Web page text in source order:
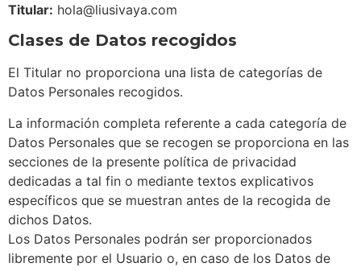
Titular: hola@liusivaya.com
Clases de Datos recogidos
El Titular no proporciona una lista de categorías de
Datos Personales recogidos.
La información completa referente a cada categoría de
Datos Personales que se recogen se proporciona en las
secciones de la presente política de privacidad
dedicadas a tal fin o mediante textos explicativos
específicos que se muestran antes de la recogida de
dichos Datos.
Los Datos Personales podrán ser proporcionados
libremente por el Usuario o, en caso de los Datos de